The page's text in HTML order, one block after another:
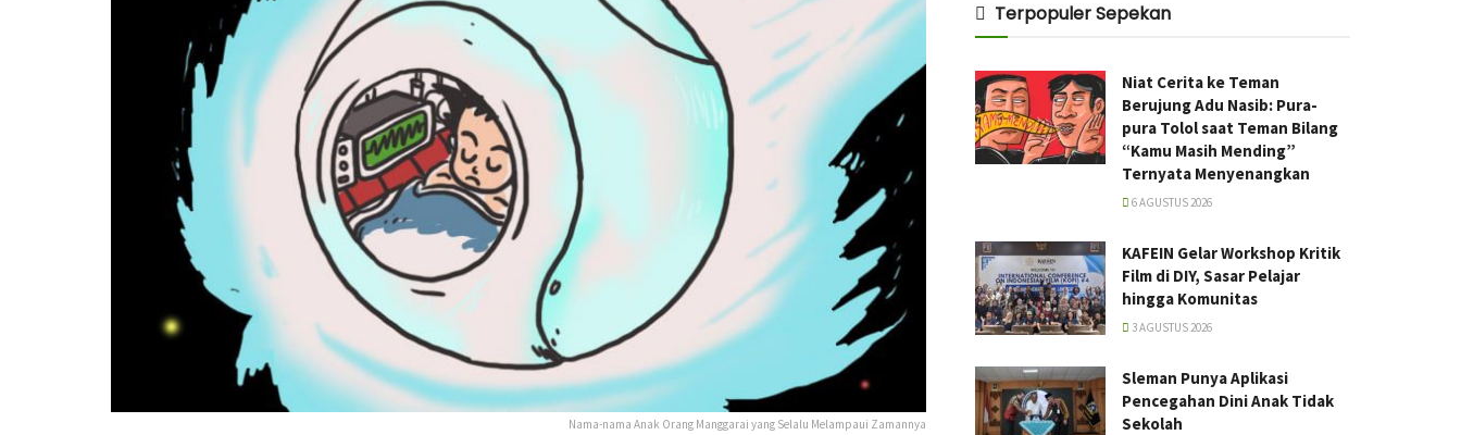
Nama-nama Anak Orang Manggarai yang Selalu Melampaui Zamannya
Terpopuler Sepekan
Niat Cerita ke Teman
Berujung Adu Nasib: Pura-
pura Tolol saat Teman Bilang
“Kamu Masih Mending”
Ternyata Menyenangkan
6 AGUSTUS 2026
KAFEIN Gelar Workshop Kritik
Film di DIY, Sasar Pelajar
hingga Komunitas
3 AGUSTUS 2026
Sleman Punya Aplikasi
Pencegahan Dini Anak Tidak
Sekolah